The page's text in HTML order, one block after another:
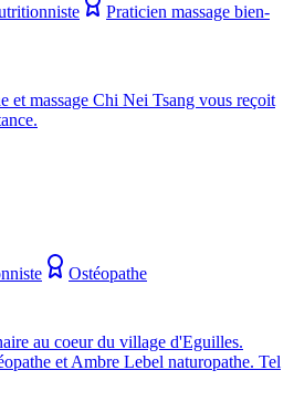
Praticien massage bien-
et massage Chi Nei Tsang vous reçoit
Ostéopathe
au coeur du village d'Eguilles.
et Ambre Lebel naturopathe. Tel